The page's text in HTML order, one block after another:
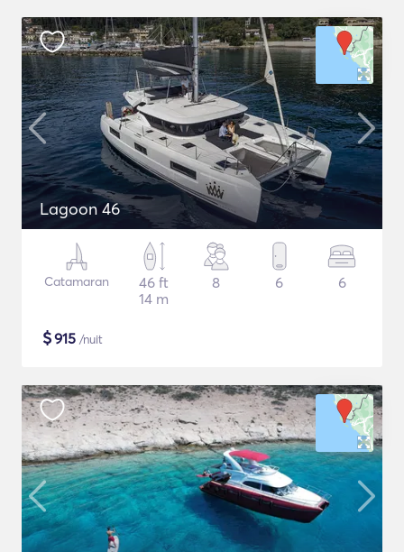
Lagoon 46
Catamaran
46 ft
14 m
8 6 6
$915 /nuit